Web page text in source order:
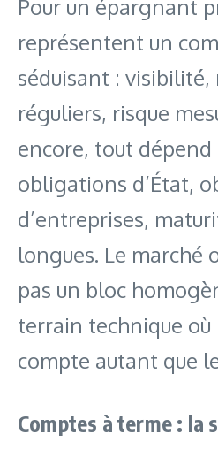
Pour un épargnant
représentent un
séduisant : visibilité,
réguliers, risque
encore, tout dépend
obligations d’État,
d’entreprises,
longues. Le marché
pas un bloc
terrain technique où
compte autant que
Comptes à terme : la